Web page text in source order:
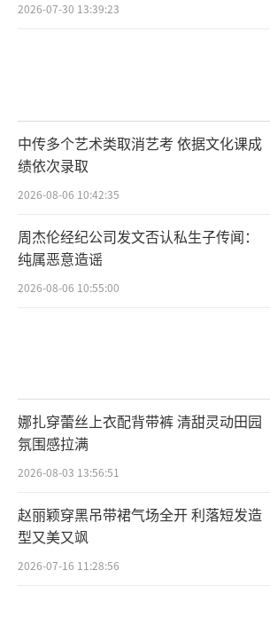
2026-07-30 13:39:23
中传多个艺术类取消艺考 依据文化课成
绩依次录取
2026-08-06 10:42:35
周杰伦经纪公司发文否认私生子传闻：
纯属恶意造谣
2026-08-06 10:55:00
娜扎穿蕾丝上衣配背带裤 清甜灵动田园
氛围感拉满
2026-08-03 13:56:51
赵丽颖穿黑吊带裙气场全开 利落短发造
型又美又飒
2026-07-16 11:28:56